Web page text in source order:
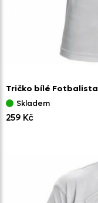
Tričko bílé Fotbalista
Skladem
259 Kč